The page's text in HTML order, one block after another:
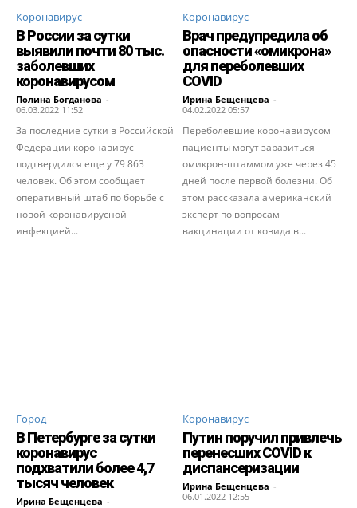
Коронавирус
В России за сутки
выявили почти 80 тыс.
заболевших
коронавирусом
Полина Богданова -
06.03.2022 11:52
За последние сутки в Российской
Федерации коронавирус
подтвердился еще у 79 863
человек. Об этом сообщает
оперативный штаб по борьбе с
новой коронавирусной
инфекцией...
Коронавирус
Врач предупредила об
опасности «омикрона»
для переболевших
COVID
Ирина Бещенцева -
04.02.2022 05:57
Переболевшие коронавирусом
пациенты могут заразиться
омикрон-штаммом уже через 45
дней после первой болезни. Об
этом рассказала американский
эксперт по вопросам
вакцинации от ковида в...
Город
В Петербурге за сутки
коронавирус
подхватили более 4,7
тысяч человек
Ирина Бещенцева -
Коронавирус
Путин поручил привлечь
перенесших COVID к
диспансеризации
Ирина Бещенцева -
06.01.2022 12:55